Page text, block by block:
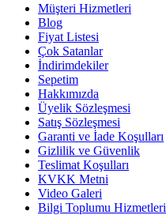
Müşteri Hizmetleri
Blog
Fiyat Listesi
Çok Satanlar
İndirimdekiler
Sepetim
Hakkımızda
Üyelik Sözleşmesi
Satış Sözleşmesi
Garanti ve İade Koşulları
Gizlilik ve Güvenlik
Teslimat Koşulları
KVKK Metni
Video Galeri
Bilgi Toplumu Hizmetleri